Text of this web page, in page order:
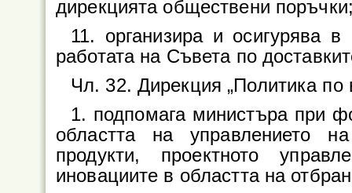
дирекцията обществени
11. организира и осигурява в
работата на Съвета по
Чл. 32. Дирекция „Политика по
1. подпомага министъра при
областта на управлението
продукти, проектното
иновациите в областта на